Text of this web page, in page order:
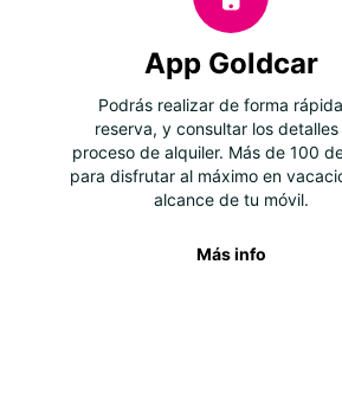
App Goldcar
Podrás realizar de forma
reserva, y consultar los
proceso de alquiler. Más de 100
para disfrutar al máximo en
alcance de tu móvil.
Más info